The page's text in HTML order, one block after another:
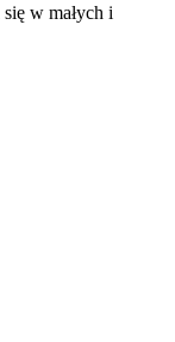
w małych i